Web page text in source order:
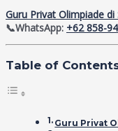
Guru Privat Olimpiade di
📞WhatsApp: +62 858-
Table of
Guru Privat